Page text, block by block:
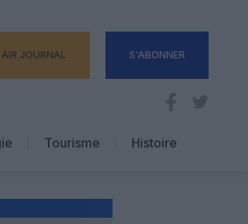
JOURNAL S'ABONNER
Tourisme
Hôtellerie
Histoire